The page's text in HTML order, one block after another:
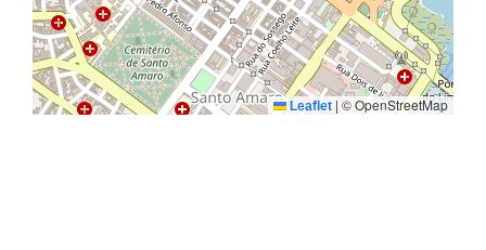
Leaflet | © OpenStreetMap